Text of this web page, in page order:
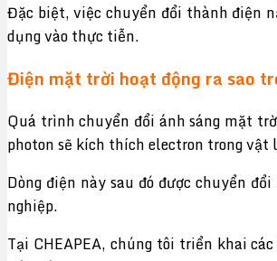
Đặc biệt, việc chuyển đổi thành điện
dụng vào thực tiễn.
Điện mặt trời hoạt động ra sao
Quá trình chuyển đổi ánh sáng mặt
photon sẽ kích thích electron trong vật
Dòng điện này sau đó được chuyển
nghiệp.
Tại CHEAPEA, chúng tôi triển khai